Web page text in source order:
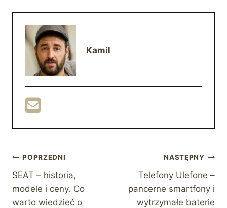
Kamil
Nawigacja
wpisu
POPRZEDNI
SEAT – historia,
modele i ceny. Co
warto wiedzieć o
NASTĘPNY
Telefony Ulefone –
pancerne smartfony i
wytrzymałe baterie